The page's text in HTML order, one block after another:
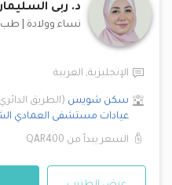
د. ربى
نساء وولادة طب
الإنجليزية, العربية
سكن شويس (الطريق الدائري
عيادات مستشفى العمادي
السعر يبدأ من QAR400